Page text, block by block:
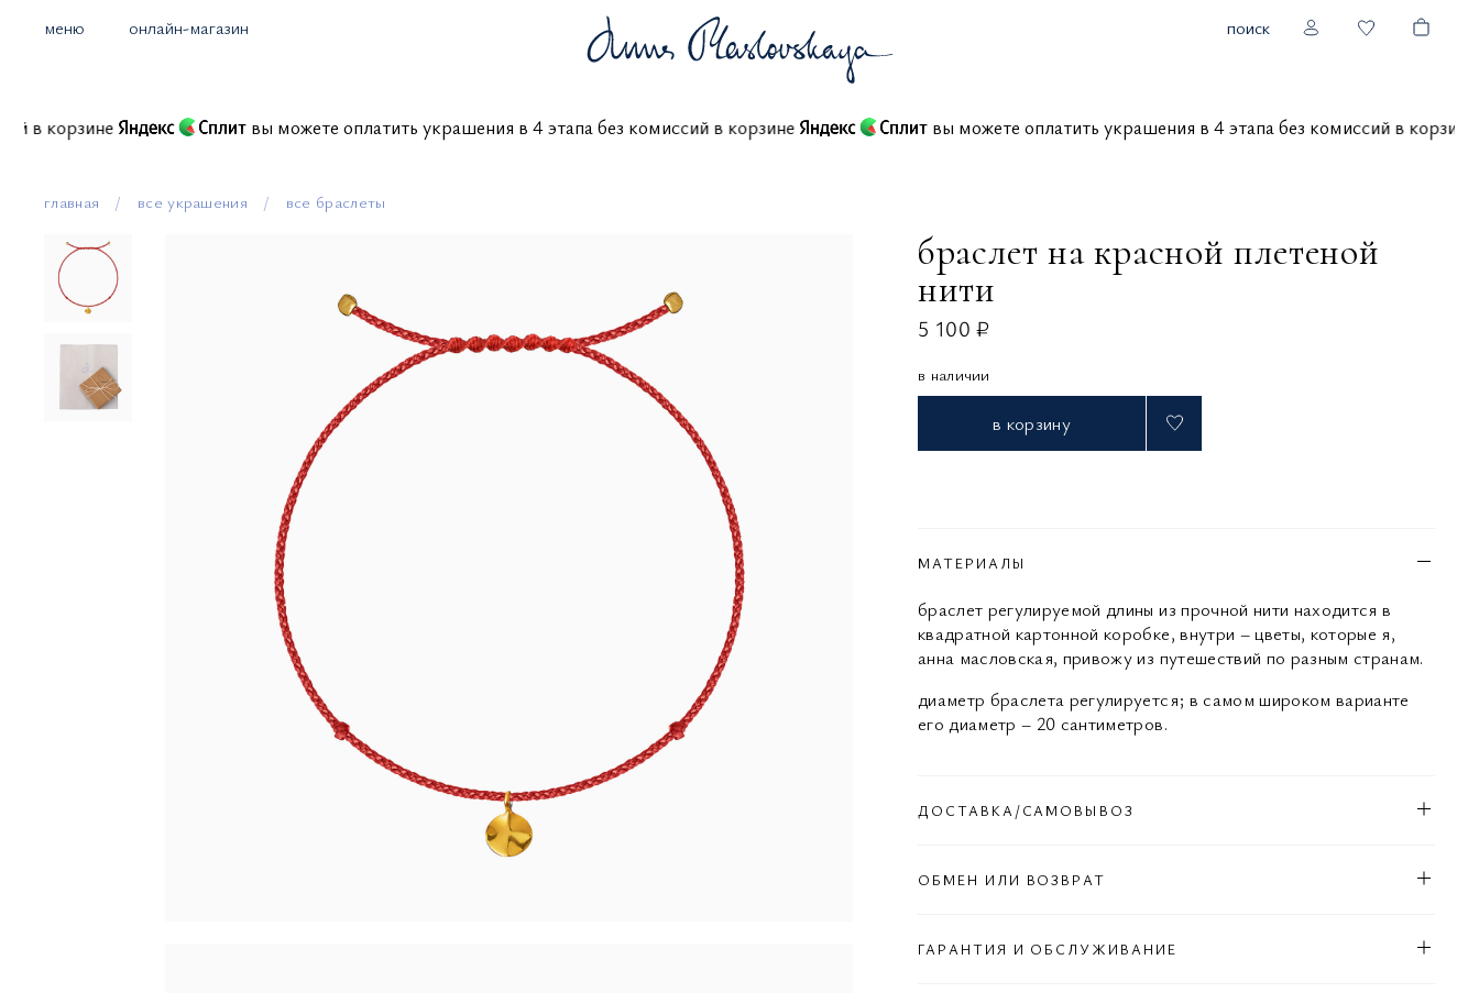
меню онлайн-магазин поиск
в корзине вы можете оплатить украшения в 4 этапа без комиссий в корзине вы можете оплатить украшения в 4 этапа без комиссий в
главная все украшения все браслеты
браслет на красной плетеной
нити
5 100 ₽
в наличии
в корзину
МАТЕРИАЛЫ
браслет регулируемой длины из прочной нити находится в
квадратной картонной коробке, внутри – цветы, которые я,
анна масловская, привожу из путешествий по разным странам.
диаметр браслета регулируется; в самом широком варианте
его диаметр – 20 сантиметров.
ДОСТАВКА/САМОВЫВОЗ
ОБМЕН ИЛИ ВОЗВРАТ
ГАРАНТИЯ И ОБСЛУЖИВАНИЕ